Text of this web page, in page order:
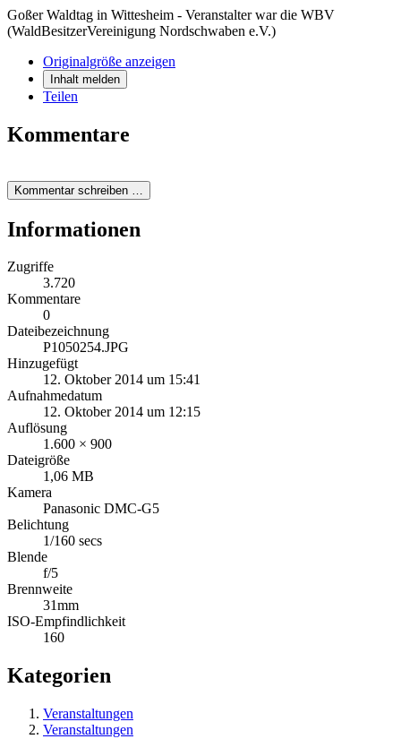
Goßer Waldtag in Wittesheim - Veranstalter war die WBV
(WaldBesitzerVereinigung Nordschwaben e.V.)
Originalgröße anzeigen
Inhalt melden
Teilen
Kommentare
Kommentar schreiben …
Informationen
Zugriffe
3.720
Kommentare
0
Dateibezeichnung
P1050254.JPG
Hinzugefügt
12. Oktober 2014 um 15:41
Aufnahmedatum
12. Oktober 2014 um 12:15
Auflösung
1.600 × 900
Dateigröße
1,06 MB
Kamera
Panasonic DMC-G5
Belichtung
1/160 secs
Blende
f/5
Brennweite
31mm
ISO-Empfindlichkeit
160
Kategorien
Veranstaltungen
Veranstaltungen